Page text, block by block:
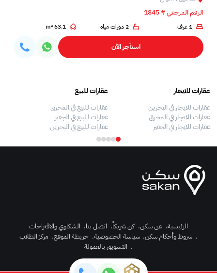
الرقم المرجعي # 1845
1 غرف 2 دورات مياه 63.1 m²
استأجر الآن
عقارات للايجار
عقارات للايجار في البحرين
عقارات للايجار في المحرق
عقارات للايجار في الجفير
عقارات للبيع
عقارات للبيع في المحرق
عقارات للبيع في الجفير
عقارات للبيع في البحرين
الرئيسية. عن سكن. كن شريكاً. اتصل بنا. الشكاوي والاقتراحات
. شروط وأحكام سكن. سياسة الخصوصية. خريطة الموقع. مركز الطلاب
. التسويق بالعمولة